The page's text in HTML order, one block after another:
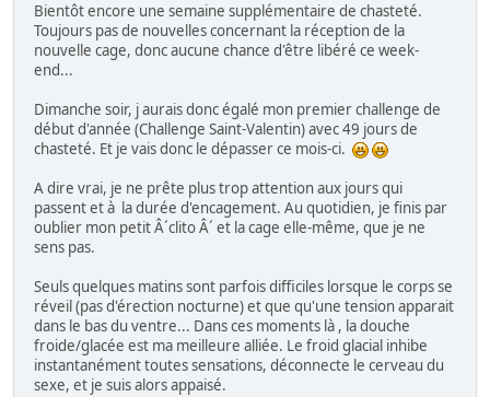
Bientôt encore une semaine supplémentaire de chasteté.
Toujours pas de nouvelles concernant la réception de la
nouvelle cage, donc aucune chance d'être libéré ce week-
end...
Dimanche soir, j aurais donc égalé mon premier challenge de
début d'année (Challenge Saint-Valentin) avec 49 jours de
chasteté. Et je vais donc le dépasser ce mois-ci.
A dire vrai, je ne prête plus trop attention aux jours qui
passent et à la durée d'encagement. Au quotidien, je finis par
oublier mon petit Â´clito Â´ et la cage elle-même, que je ne
sens pas.
Seuls quelques matins sont parfois difficiles lorsque le corps se
réveil (pas d'érection nocturne) et que qu'une tension apparait
dans le bas du ventre... Dans ces moments là , la douche
froide/glacée est ma meilleure alliée. Le froid glacial inhibe
instantanément toutes sensations, déconnecte le cerveau du
sexe, et je suis alors appaisé.